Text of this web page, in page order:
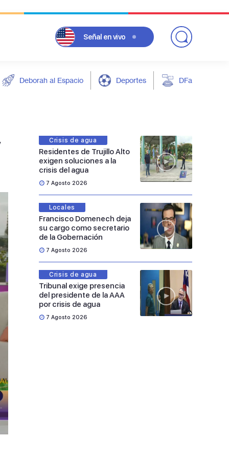
Señal en vivo
Deborah al Espacio Deportes DFarándula
Crisis de agua
Residentes de Trujillo Alto
exigen soluciones a la
crisis del agua
7 Agosto 2026
Locales
Francisco Domenech deja
su cargo como secretario
de la Gobernación
7 Agosto 2026
Crisis de agua
Tribunal exige presencia
del presidente de la AAA
por crisis de agua
7 Agosto 2026